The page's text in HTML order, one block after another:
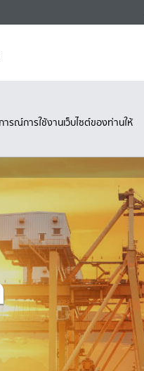
รณ์การใช้งานเว็บไซต์ของท่านให้